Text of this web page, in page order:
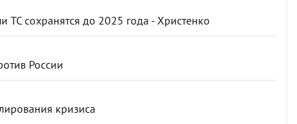
ТС сохранятся до 2025 года - Христенко
России
кризиса